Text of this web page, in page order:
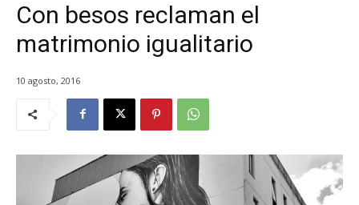
Con besos reclaman el
matrimonio igualitario
10 agosto, 2016